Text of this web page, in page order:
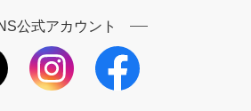
公式アカウント